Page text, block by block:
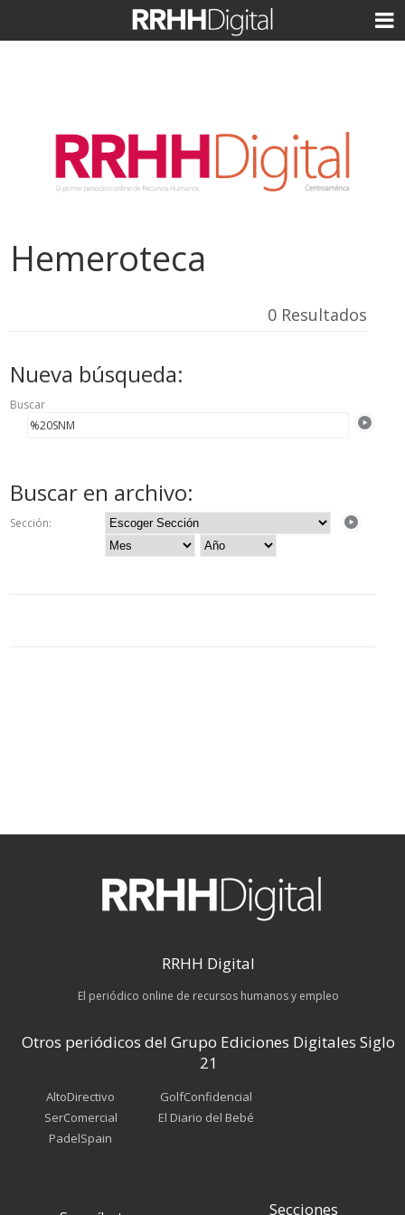
Hemeroteca
0 Resultados
Nueva búsqueda:
Buscar
Buscar en archivo:
Sección:
RRHH Digital
El periódico online de recursos humanos y empleo
Otros periódicos del Grupo Ediciones Digitales Siglo
21
AltoDirectivo
SerComercial
PadelSpain
GolfConfidencial
El Diario del Bebé
Secciones